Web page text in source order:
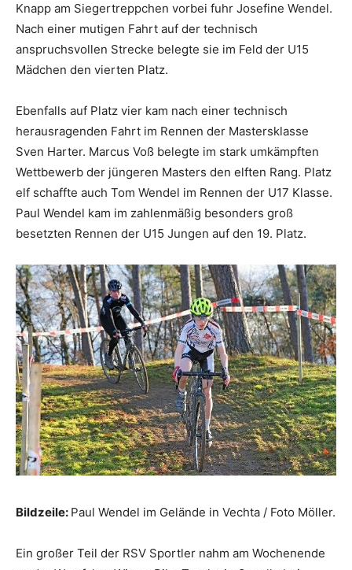
Knapp am Siegertreppchen vorbei fuhr Josefine Wendel.
Nach einer mutigen Fahrt auf der technisch
anspruchsvollen Strecke belegte sie im Feld der U15
Mädchen den vierten Platz.
Ebenfalls auf Platz vier kam nach einer technisch
herausragenden Fahrt im Rennen der Mastersklasse
Sven Harter. Marcus Voß belegte im stark umkämpften
Wettbewerb der jüngeren Masters den elften Rang. Platz
elf schaffte auch Tom Wendel im Rennen der U17 Klasse.
Paul Wendel kam im zahlenmäßig besonders groß
besetzten Rennen der U15 Jungen auf den 19. Platz.
Bildzeile: Paul Wendel im Gelände in Vechta / Foto Möller.
Ein großer Teil der RSV Sportler nahm am Wochenende